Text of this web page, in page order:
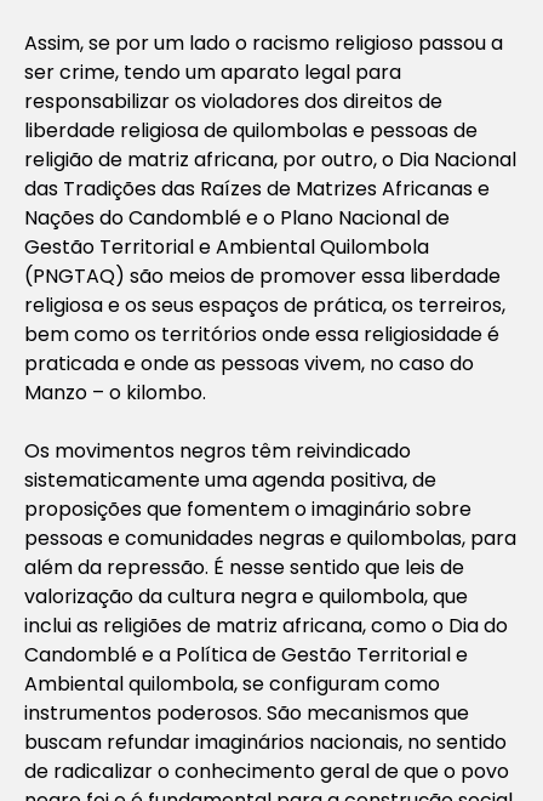
Assim, se por um lado o racismo religioso passou a
ser crime, tendo um aparato legal para
responsabilizar os violadores dos direitos de
liberdade religiosa de quilombolas e pessoas de
religião de matriz africana, por outro, o Dia Nacional
das Tradições das Raízes de Matrizes Africanas e
Nações do Candomblé e o Plano Nacional de
Gestão Territorial e Ambiental Quilombola
(PNGTAQ) são meios de promover essa liberdade
religiosa e os seus espaços de prática, os terreiros,
bem como os territórios onde essa religiosidade é
praticada e onde as pessoas vivem, no caso do
Manzo – o kilombo.
Os movimentos negros têm reivindicado
sistematicamente uma agenda positiva, de
proposições que fomentem o imaginário sobre
pessoas e comunidades negras e quilombolas, para
além da repressão. É nesse sentido que leis de
valorização da cultura negra e quilombola, que
inclui as religiões de matriz africana, como o Dia do
Candomblé e a Política de Gestão Territorial e
Ambiental quilombola, se configuram como
instrumentos poderosos. São mecanismos que
buscam refundar imaginários nacionais, no sentido
de radicalizar o conhecimento geral de que o povo